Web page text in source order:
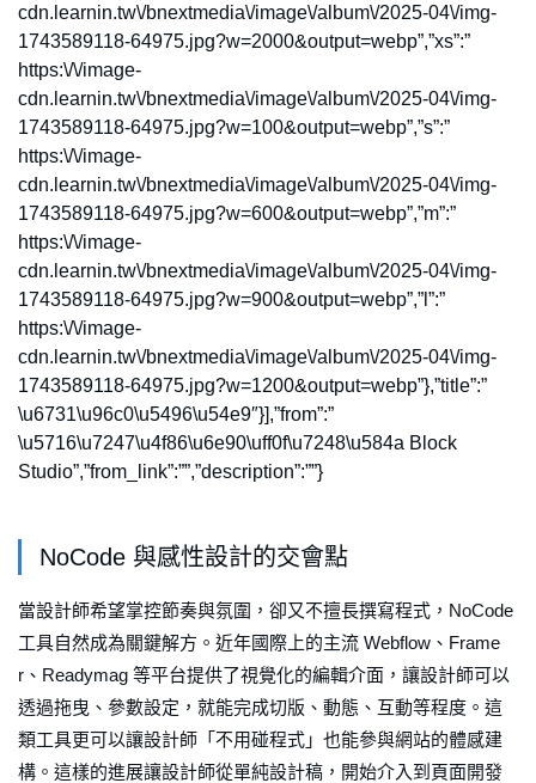
cdn.learnin.tw\/bnextmedia\/image\/album\/2025-04\/img-
1743589118-64975.jpg?w=2000&output=webp”,”xs”:”
https:\/\/image-
cdn.learnin.tw\/bnextmedia\/image\/album\/2025-04\/img-
1743589118-64975.jpg?w=100&output=webp”,”s”:”
https:\/\/image-
cdn.learnin.tw\/bnextmedia\/image\/album\/2025-04\/img-
1743589118-64975.jpg?w=600&output=webp”,”m”:”
https:\/\/image-
cdn.learnin.tw\/bnextmedia\/image\/album\/2025-04\/img-
1743589118-64975.jpg?w=900&output=webp”,”l”:”
https:\/\/image-
cdn.learnin.tw\/bnextmedia\/image\/album\/2025-04\/img-
1743589118-64975.jpg?w=1200&output=webp”},”title”:”
\u6731\u96c0\u5496\u54e9″}],”from”:”
\u5716\u7247\u4f86\u6e90\uff0f\u7248\u584a Block
Studio”,”from_link”:””,”description”:””}
NoCode 與感性設計的交會點
當設計師希望掌控節奏與氛圍，卻又不擅長撰寫程式，NoCode
工具自然成為關鍵解方。近年國際上的主流 Webflow、Frame
r、Readymag 等平台提供了視覺化的編輯介面，讓設計師可以
透過拖曳、參數設定，就能完成切版、動態、互動等程度。這
類工具更可以讓設計師「不用碰程式」也能參與網站的體感建
構。這樣的進展讓設計師從單純設計稿，開始介入到頁面開發